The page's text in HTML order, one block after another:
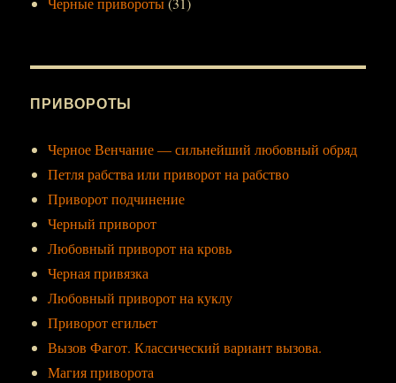
ПРИВОРОТЫ
Черное Венчание — сильнейший любовный обряд
Петля рабства или приворот на рабство
Приворот подчинение
Черный приворот
Любовный приворот на кровь
Черная привязка
Любовный приворот на куклу
Приворот егильет
Вызов Фагот. Классический вариант вызова.
Магия приворота